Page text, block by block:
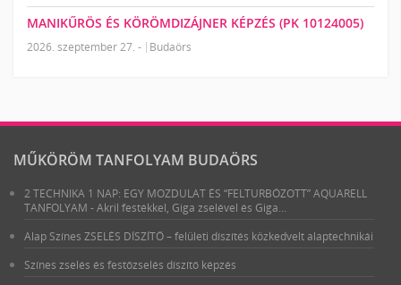
MANIKŰRÖS ÉS KÖRÖMDIZÁJNER KÉPZÉS (PK 10124005)
2026. szeptember 27. - Budaörs
MŰKÖRÖM TANFOLYAM BUDAÖRS
2 TECHNIKA 1 NAP: EGY MOZDULAT ÉS “FELTURBÓZOTT” AQUARELL
TANFOLYAM - Akril festékkel, Giga zselével és Giga...
Alap Színes ZSELÉS DÍSZÍTŐ – felületi díszítés közkedvelt alaptechnikái
Színes zselés és festőzselés díszítő képzés